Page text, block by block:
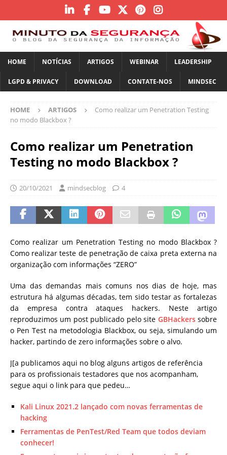
HOME NOTÍCIAS ARTIGOS WEBINAR LEADERSHIP
LGPD & PRIVACY DOWNLOAD CONTATE-NOS MINDSEC
HOME ARTIGOS
Como realizar um Penetration Testing
no modo Blackbox ?
Como realizar um Penetration
Testing no modo Blackbox ?
20/10/2021 mindsecblog 4
Como realizar um Penetration Testing no modo Blackbox ?
Como realizar teste de penetração de caixa preta externa na
organização com informações “ZERO”
Uma das demandas mais comuns nos dias de hoje, mas
estrutura há algumas décadas, tem sido testar as fortalezas
da empresa contra ataques hackers. Neste artigo
reproduzimos um post publicado pelo site GBHackerssobre
o Pen Test na metodologia Blackbox, ou seja, simulando um
hacker, partindo de zero informações sobre o alvo.
J[a publicamos aqui no blog alguns artigos de referência
para os profissionais testadores que nos acompanham,
segue aqui o link para que pedeu…
Kali Linux 2021.2 lançado com novas ferramentas de
hacking
Ferramentas de PenTest/Red Team que todos deviam
conhecer!